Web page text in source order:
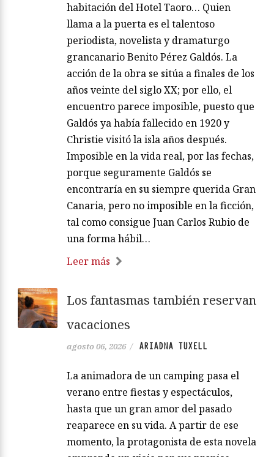
habitación del Hotel Taoro… Quien
llama a la puerta es el talentoso
periodista, novelista y dramaturgo
grancanario Benito Pérez Galdós. La
acción de la obra se sitúa a finales de los
años veinte del siglo XX; por ello, el
encuentro parece imposible, puesto que
Galdós ya había fallecido en 1920 y
Christie visitó la isla años después.
Imposible en la vida real, por las fechas,
porque seguramente Galdós se
encontraría en su siempre querida Gran
Canaria, pero no imposible en la ficción,
tal como consigue Juan Carlos Rubio de
una forma hábil…
Leer más
Los fantasmas también reservan
vacaciones
agosto 06, 2026 / ARIADNA TUXELL
La animadora de un camping pasa el
verano entre fiestas y espectáculos,
hasta que un gran amor del pasado
reaparece en su vida. A partir de ese
momento, la protagonista de esta novela